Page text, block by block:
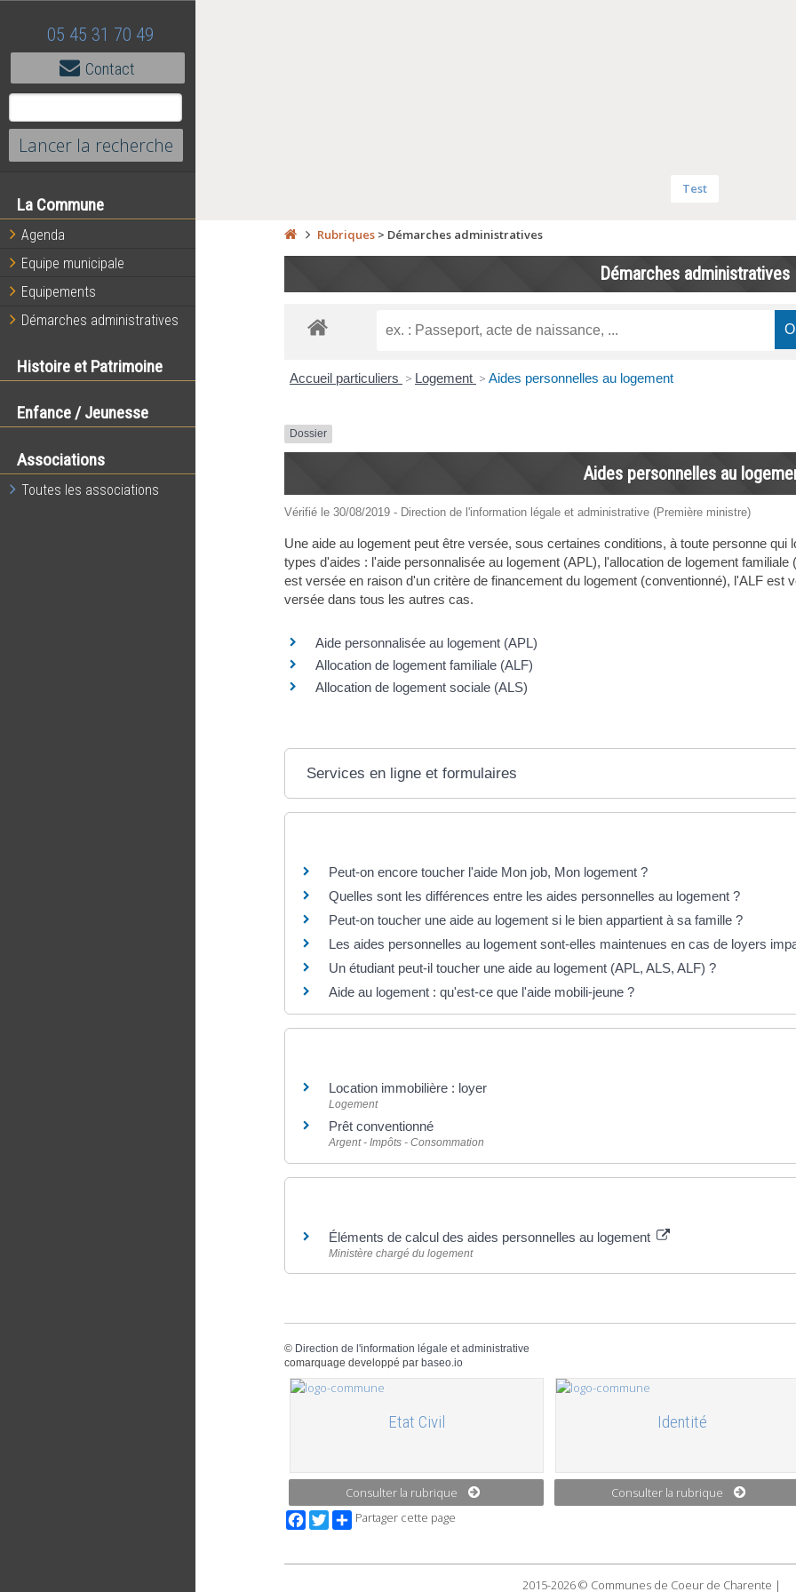
05 45 31 70 49
Contact
La Commune
Agenda
Equipe municipale
Equipements
Démarches administratives
Histoire et Patrimoine
Enfance / Jeunesse
Associations
Toutes les associations
Test
Rubriques> Démarches administratives
Démarches administratives
Accueil particuliers > Logement > Aides personnelles au logement
Dossier
Aides personnelles au
Vérifié le 30/08/2019 - Direction de l'information légale et administrative (Première ministre)
Une aide au logement peut être versée, sous certaines conditions, à toute personne qui
types d'aides : l'aide personnalisée au logement (APL), l'allocation de logement
est versée en raison d'un critère de financement du logement (conventionné), l'ALF est
versée dans tous les autres cas.
Aide personnalisée au logement (APL)
Allocation de logement familiale (ALF)
Allocation de logement sociale (ALS)
Services en ligne et formulaires
Peut-on encore toucher l'aide Mon job, Mon logement ?
Quelles sont les différences entre les aides personnelles au logement ?
Peut-on toucher une aide au logement si le bien appartient à sa famille ?
Les aides personnelles au logement sont-elles maintenues en cas de loyers
Un étudiant peut-il toucher une aide au logement (APL, ALS, ALF) ?
Aide au logement : qu'est-ce que l'aide mobili-jeune ?
Location immobilière : loyer
Logement
Prêt conventionné
Argent - Impôts - Consommation
Éléments de calcul des aides personnelles au logement
Ministère chargé du logement
© Direction de l'information légale et administrative
comarquage developpé par baseo.io
Etat Civil
Consulter la rubrique
Identité
Consulter la rubrique
Facebook
TwitterPartager cette page
2015-2026 © Communes de Coeur de Charente |